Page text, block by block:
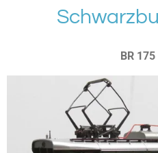
BR